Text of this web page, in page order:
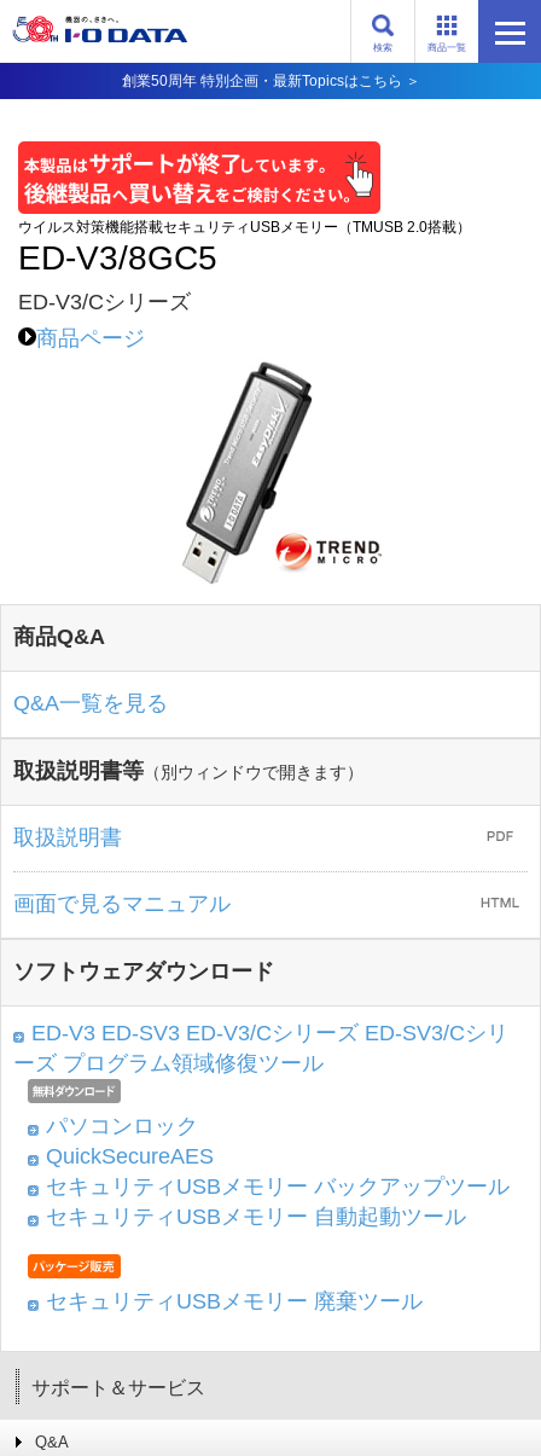
商品一覧
検索
創業50周年 特別企画・最新Topicsはこちら ＞
ウイルス対策機能搭載セキュリティUSBメモリー（TMUSB 2.0搭載）
ED-V3/8GC5
ED-V3/Cシリーズ
商品ページ
商品Q&A
Q&A一覧を見る
取扱説明書等 （別ウィンドウで開きます）
取扱説明書
画面で見るマニュアル
ソフトウェアダウンロード
ED-V3 ED-SV3 ED-V3/Cシリーズ ED-SV3/Cシリ
ーズ プログラム領域修復ツール
パソコンロック
QuickSecureAES
セキュリティUSBメモリー バックアップツール
セキュリティUSBメモリー 自動起動ツール
セキュリティUSBメモリー 廃棄ツール
サポート＆サービス
Q&A